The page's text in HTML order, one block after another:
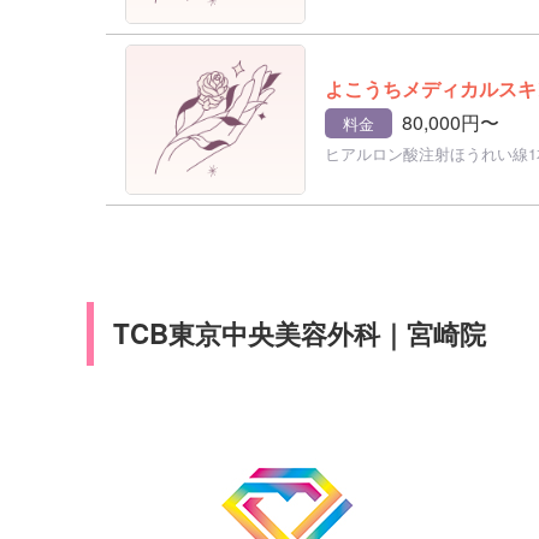
よこうちメディカルス
料金 80,000円〜
ヒアルロン酸注射ほうれい線
TCB東京中央美容外科｜宮崎院